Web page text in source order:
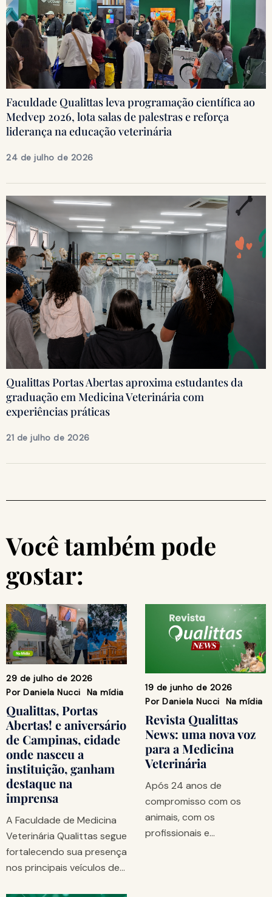
Faculdade Qualittas leva programação científica ao
Medvep 2026, lota salas de palestras e reforça
liderança na educação veterinária
24 de julho de 2026
Qualittas Portas Abertas aproxima estudantes da
graduação em Medicina Veterinária com
experiências práticas
21 de julho de 2026
Você também pode
gostar:
29 de julho de 2026
Por Daniela Nucci Na mídia
Qualittas, Portas
Abertas! e aniversário
de Campinas, cidade
onde nasceu a
instituição, ganham
destaque na
imprensa
A Faculdade de Medicina
Veterinária Qualittas segue
fortalecendo sua presença
nos principais veículos de…
19 de junho de 2026
Por Daniela Nucci Na mídia
Revista Qualittas
News: uma nova voz
para a Medicina
Veterinária
Após 24 anos de
compromisso com os
animais, com os
profissionais e…